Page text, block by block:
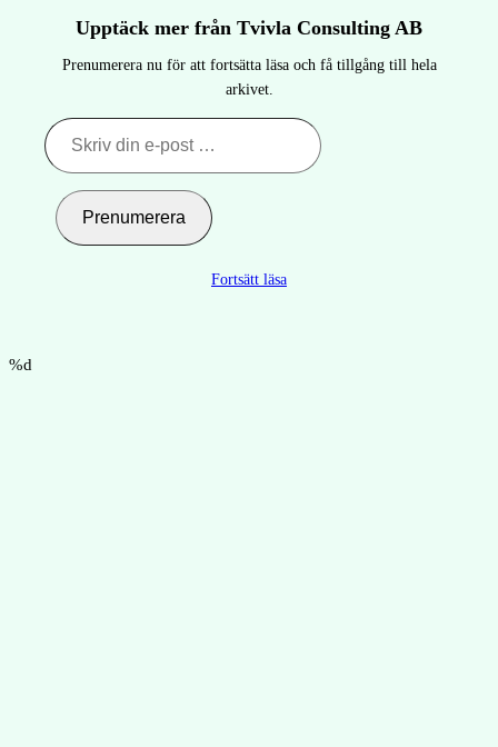
Upptäck mer från Tvivla Consulting AB
Prenumerera nu för att fortsätta läsa och få tillgång till hela
arkivet.
Skriv
din
post
…
Prenumerera
Fortsätt läsa
%d